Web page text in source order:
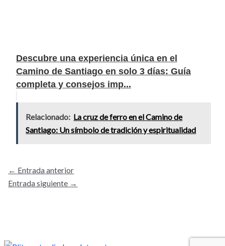
Descubre una experiencia única en el
Camino de Santiago en solo 3 días: Guía
completa y consejos imp...
Relacionado: La cruz de ferro en el Camino de
Santiago: Un símbolo de tradición y espiritualidad
← Entrada anterior
Entrada siguiente →